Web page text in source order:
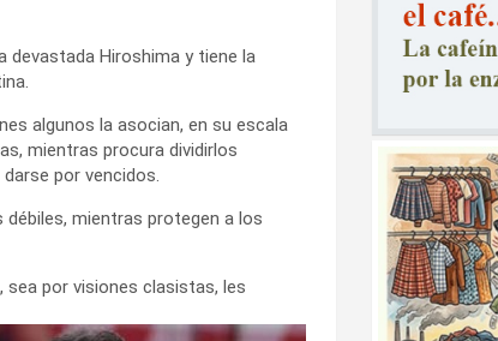
devastada Hiroshima y tiene la
algunos la asocian, en su escala
mientras procura dividirlos
por vencidos.
mientras protegen a los
sea por visiones clasistas, les